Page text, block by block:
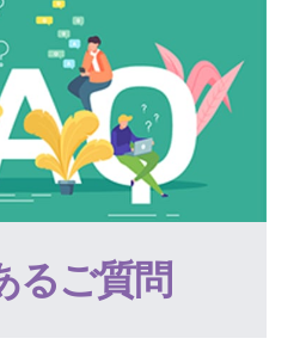
るご質問